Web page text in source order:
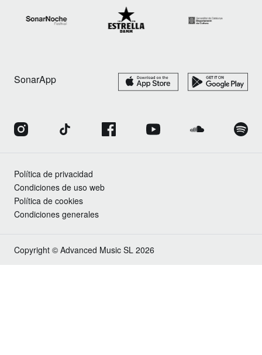
SonarApp
Política de privacidad
Condiciones de uso web
Política de cookies
Condiciones generales
Copyright © Advanced Music SL 2026